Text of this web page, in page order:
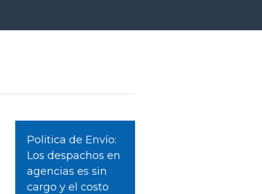
Politica de Envío:
Los despachos en
agencias es sin
cargo y el costo